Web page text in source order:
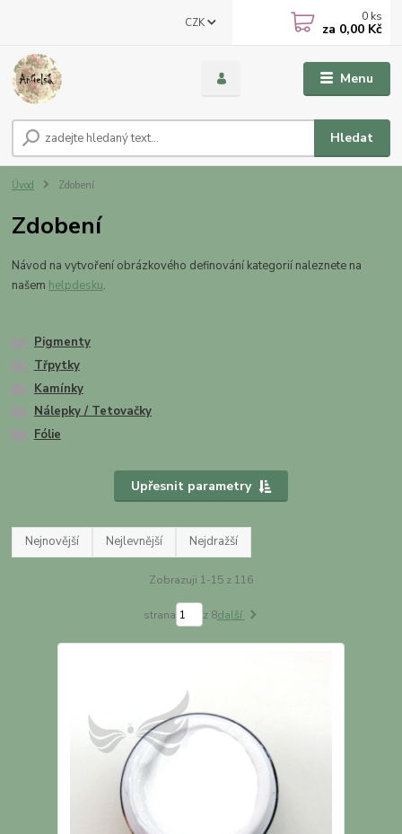
Menu
CZK
Hledat
0 ks
za 0,00 Kč
Úvod Zdobení
Zdobení
Návod na vytvoření obrázkového definování kategorií naleznete na
našem helpdesku.
Pigmenty
Třpytky
Kamínky
Nálepky / Tetovačky
Fólie
Upřesnit parametry
Nejnovější Nejlevnější Nejdražší
Zobrazuji 1-15 z 116
strana z 8další